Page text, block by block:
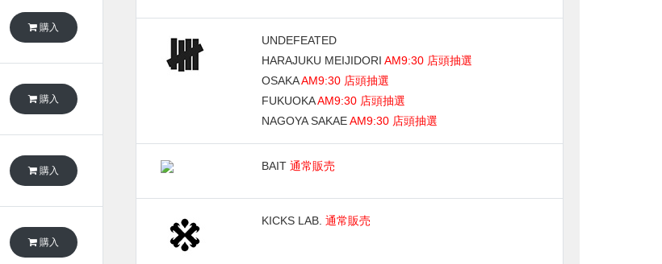
購入
購入
購入
購入
UNDEFEATED
HARAJUKU MEIJIDORI AM9:30 店頭抽選
OSAKAAM9:30 店頭抽選
FUKUOKAAM9:30 店頭抽選
NAGOYA SAKAEAM9:30 店頭抽選
BAIT 通常販売
KICKS LAB. 通常販売